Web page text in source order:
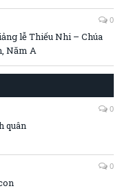
0
lễ Thiếu Nhi – Chúa
Năm A
0
quân
0